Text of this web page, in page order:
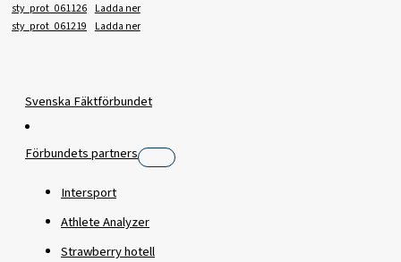
sty_prot_061126 Ladda ner
sty_prot_061219 Ladda ner
Svenska Fäktförbundet
Förbundets partners
Intersport
Athlete Analyzer
Strawberry hotell